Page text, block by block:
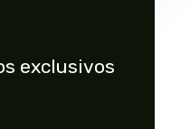
exclusivos